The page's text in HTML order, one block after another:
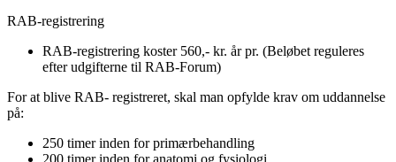
RAB-registrering
RAB-registrering koster 560,- kr. år pr. (Beløbet reguleres
efter udgifterne til RAB-Forum)
For at blive RAB- registreret, skal man opfylde krav om uddannelse
på:
250 timer inden for primærbehandling
200 timer inden for anatomi og fysiologi